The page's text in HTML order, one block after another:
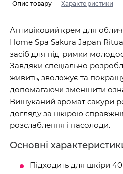
Опис товару Характеристики
Антивіковий крем для
Home Spa Sakura Japan
засіб для підтримки
Завдяки спеціально
живить, зволожує та
допомагаючи зменшити
Вишуканий аромат сакури
догляду за шкірою
розслаблення і насолоди.
Основні
Підходить для шкіри